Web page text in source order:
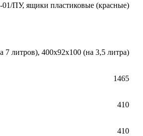
ПУ, ящики пластиковые (красные)
7 литров), 400х92х100 (на 3,5 литра)
1465
410
410